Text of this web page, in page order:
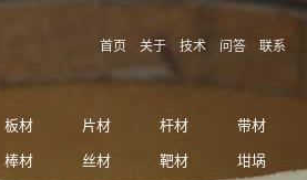
首页 关于 技术 问答 联系
板材 片材 杆材 带材
棒材 丝材 靶材 坩埚